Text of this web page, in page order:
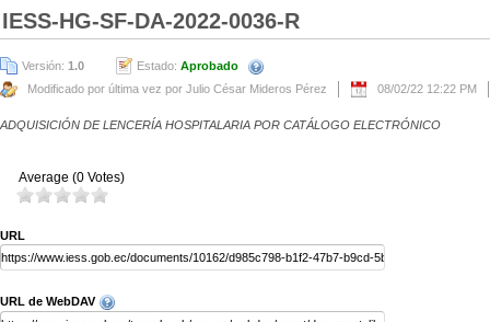
IESS-HG-SF-DA-2022-0036-R
Versión: 1.0 Estado: Aprobado
Modificado por última vez por Julio César Mideros Pérez
08/02/22 12:22 PM
ADQUISICIÓN DE LENCERÍA HOSPITALARIA POR CATÁLOGO ELECTRÓNICO
Average (0 Votes)
URL
URL de WebDAV